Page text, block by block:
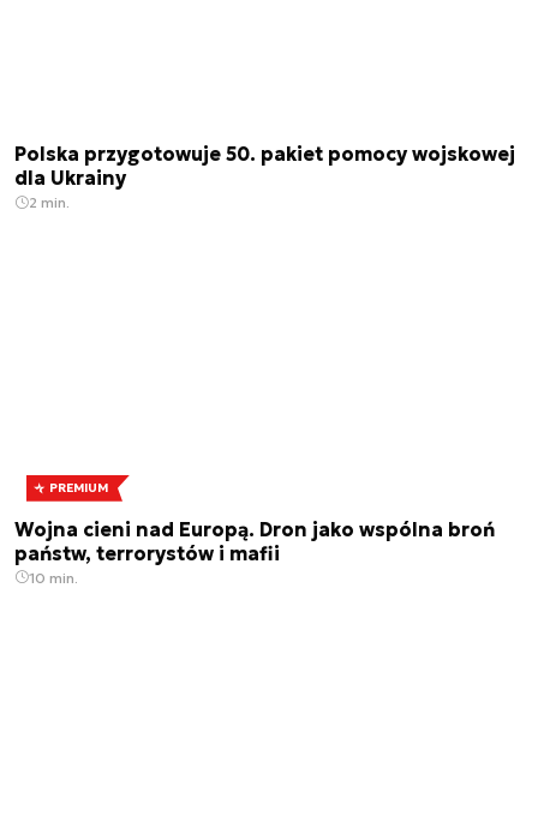
Polska przygotowuje 50. pakiet pomocy wojskowej
dla Ukrainy
2 min.
PREMIUM
Wojna cieni nad Europą. Dron jako wspólna broń
państw, terrorystów i mafii
10 min.